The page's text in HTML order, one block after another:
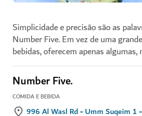
Simplicidade e precisão são as
Number Five. Em vez de uma
bebidas, oferecem apenas algumas,
Number Five.
COMIDA E BEBIDA
996 Al Wasl Rd - Umm Suqeim 1